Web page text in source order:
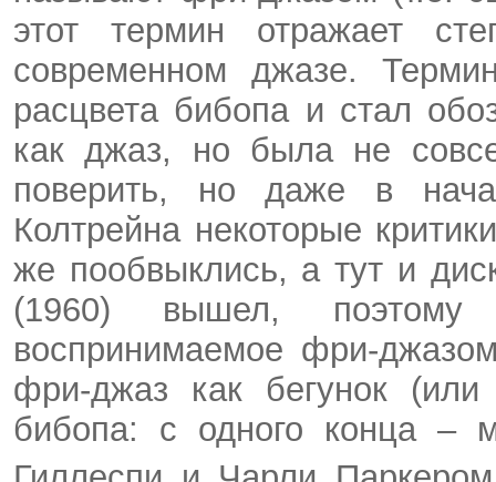
этот термин отражает
современном джазе.
расцвета бибопаи стал
как джаз, но была не
поверить, но даже в
Колтрейна некоторые
же пообвыклись, а тут и
(1960) вышел,
воспринимаемое фри-
фри-джаз как бегунок
бибопа: с одного конца –